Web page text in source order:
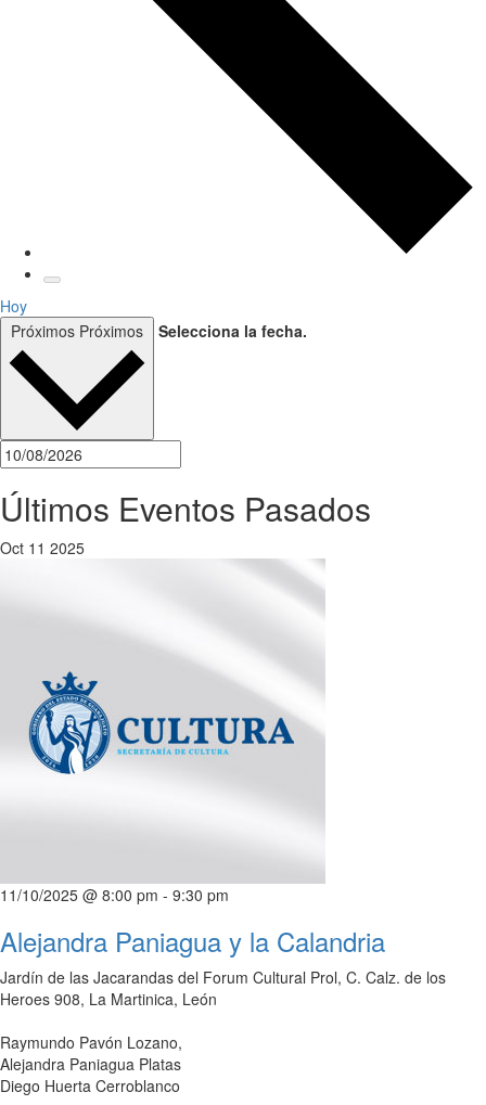
Hoy
Próximos Próximos Selecciona la fecha.
Últimos Eventos Pasados
Oct 11 2025
11/10/2025 @ 8:00 pm - 9:30 pm
Alejandra Paniagua y la Calandria
Jardín de las Jacarandas del Forum Cultural Prol, C. Calz. de los
Heroes 908, La Martinica, León
Raymundo Pavón Lozano,
Alejandra Paniagua Platas
Diego Huerta Cerroblanco